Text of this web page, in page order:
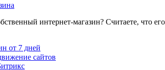
интернет-магазин? Считаете, что
от 7 дней
сайтов